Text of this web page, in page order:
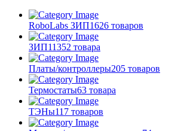
RoboLabs ЗИП1626 товаров
ЗИП11352 товара
Платы/контроллеры205 товаров
Термостаты63 товара
ТЭНы117 товаров